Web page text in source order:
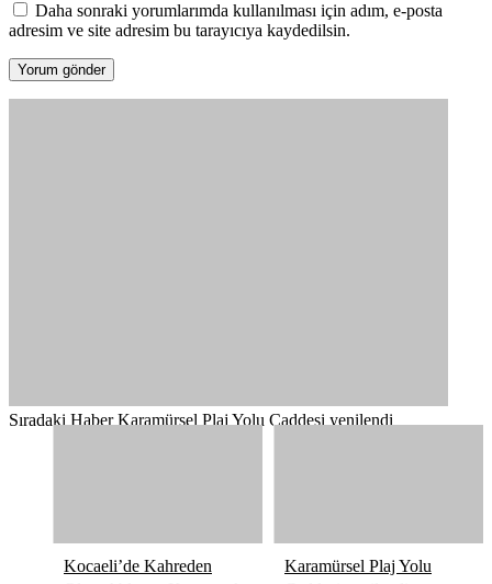
Daha sonraki yorumlarımda kullanılması için adım, e-posta
adresim ve site adresim bu tarayıcıya kaydedilsin.
Sıradaki Haber Karamürsel Plaj Yolu Caddesi yenilendi
Kocaeli’de Kahreden
Karamürsel Plaj Yolu